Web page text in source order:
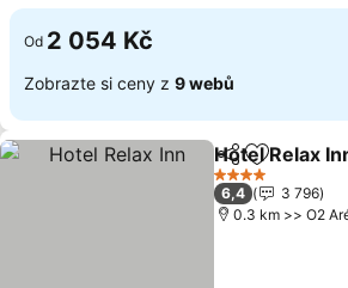
Od 2 054 Kč
Zobrazte si ceny z 9 webů
SdíletPřidat na
Hotel Relax
4 Počet hvězdiček
6,4
3 796
0.3 km >> O2